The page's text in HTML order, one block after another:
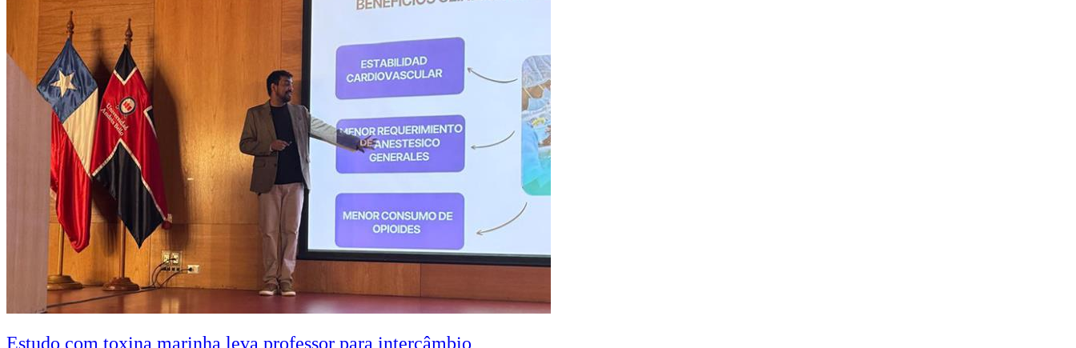
Estudo com toxina marinha leva professor para intercâmbio